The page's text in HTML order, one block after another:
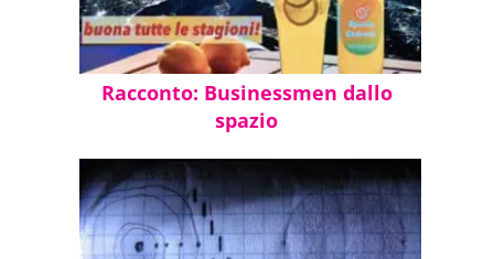
Racconto: Businessmen dallo
spazio